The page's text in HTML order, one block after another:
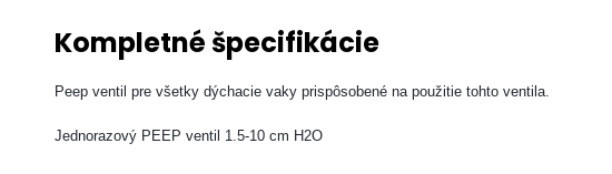
Kompletné špecifikácie
Peep ventil pre všetky dýchacie vaky prispôsobené na použitie tohto ventila.
Jednorazový PEEP ventil 1.5-10 cm H2O